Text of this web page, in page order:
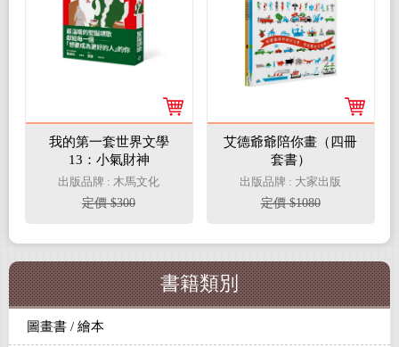
我的第一套世界文學
13：小氣財神
出版品牌 : 木馬文化
定價 $300
艾德爺爺陪你畫（四冊
套書）
出版品牌 : 大家出版
定價 $1080
書籍類別
圖畫書 / 繪本